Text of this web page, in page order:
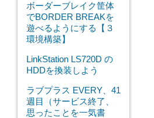
ボーダーブレイク筐体
でBORDER BREAKを
遊べるようにする【３
環境構築】
LinkStation LS720D の
HDDを換装しよう
ラブプラス EVERY、41
週目（サービス終了、
思ったことを一気書